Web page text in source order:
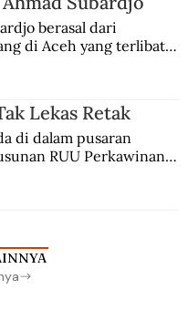
berasal dari
di Aceh yang terlibat
Lekas Retak
di dalam pusaran
RUU Perkawinan.